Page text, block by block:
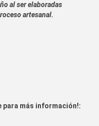
al ser elaboradas
artesanal.
para más información!: